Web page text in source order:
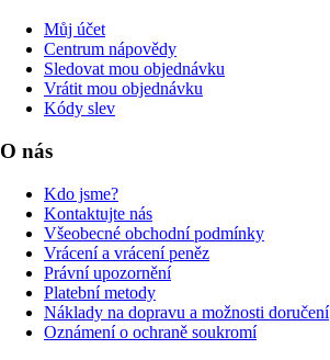
Můj účet
Centrum nápovědy
Sledovat mou objednávku
Vrátit mou objednávku
Kódy slev
O nás
Kdo jsme?
Kontaktujte nás
Všeobecné obchodní podmínky
Vrácení a vrácení peněz
Právní upozornění
Platební metody
Náklady na dopravu a možnosti doručení
Oznámení o ochraně soukromí